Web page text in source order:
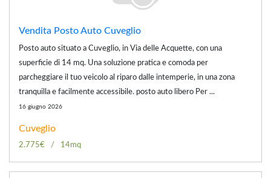
Vendita Posto Auto Cuveglio
Posto auto situato a Cuveglio, in Via delle Acquette, con una
superficie di 14 mq. Una soluzione pratica e comoda per
parcheggiare il tuo veicolo al riparo dalle intemperie, in una zona
tranquilla e facilmente accessibile. posto auto libero Per ...
16 giugno 2026
Cuveglio
2.775€ 14mq